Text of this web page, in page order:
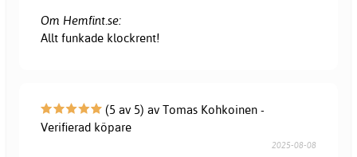
Om Hemfint.se:
Allt funkade klockrent!
(5 av 5) av Tomas Kohkoinen -
Verifierad köpare
2025-08-08